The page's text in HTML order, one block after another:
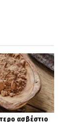
ασβέστιο